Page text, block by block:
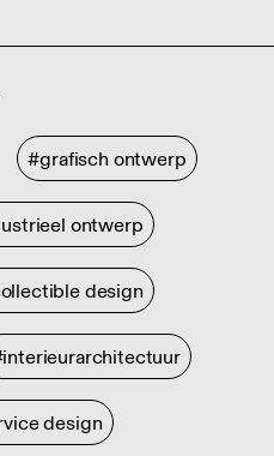
#grafisch ontwerp
ontwerp
design
design